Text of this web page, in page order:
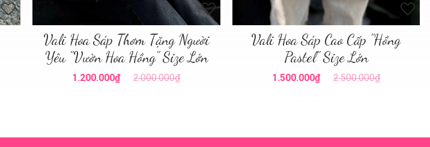
Vali Hoa Sáp Thơm Tặng Người
Yêu "Vườn Hoa Hồng" Size Lớn
1.200.000₫ 2.000.000₫
Vali Hoa Sáp Cao Cấp "Hồng
Pastel" Size Lớn
1.500.000₫ 2.500.000₫